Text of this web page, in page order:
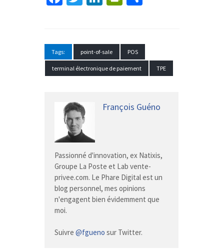
Tags: point-of-sale POS
terminal électronique de paiement TPE
François Guéno
Passionné d'innovation, ex Natixis,
Groupe La Poste et Lab vente-
privee.com. Le Phare Digital est un
blog personnel, mes opinions
n'engagent bien évidemment que
moi.
Suivre @fgueno sur Twitter.